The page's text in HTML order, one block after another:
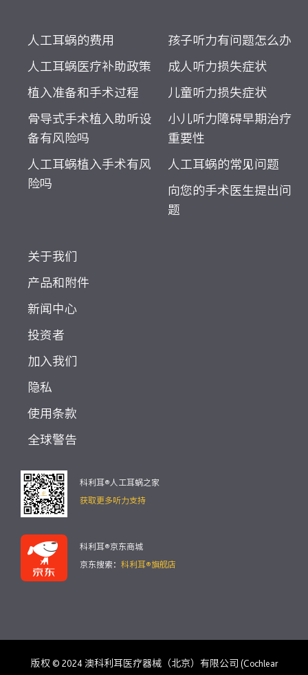
人工耳蜗的费用
人工耳蜗医疗补助政策
植入准备和手术过程
骨导式手术植入助听设
备有风险吗
人工耳蜗植入手术有风
险吗
孩子听力有问题怎么办
成人听力损失症状
儿童听力损失症状
小儿听力障碍早期治疗
重要性
人工耳蜗的常见问题
向您的手术医生提出问
题
关于我们
产品和附件
新闻中心
投资者
加入我们
隐私
使用条款
全球警告
科利耳®人工耳蜗之家
获取更多听力支持
科利耳®京东商城
京东搜索： 科利耳®旗舰店
版权 © 2024 澳科利耳医疗器械（北京）有限公司 (Cochlear